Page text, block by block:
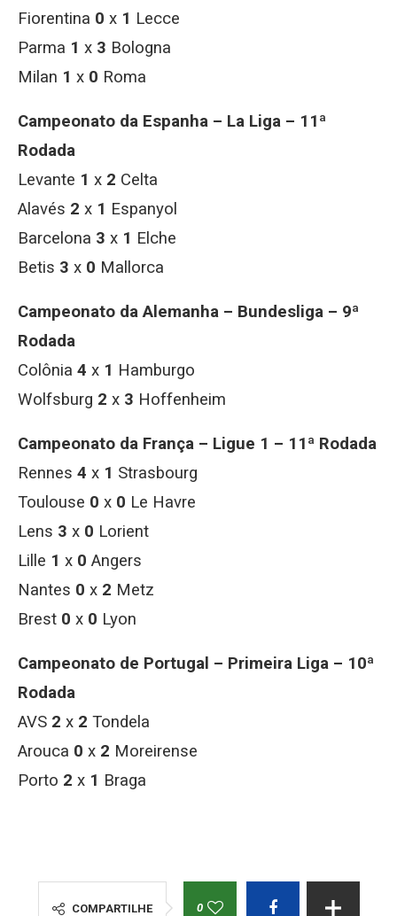
Fiorentina 0 x 1 Lecce
Parma 1 x 3 Bologna
Milan 1 x 0 Roma
Campeonato da Espanha – La Liga – 11ª
Rodada
Levante 1 x 2 Celta
Alavés 2 x 1 Espanyol
Barcelona 3 x 1 Elche
Betis 3 x 0 Mallorca
Campeonato da Alemanha – Bundesliga – 9ª
Rodada
Colônia 4 x 1 Hamburgo
Wolfsburg 2 x 3 Hoffenheim
Campeonato da França – Ligue 1 – 11ª Rodada
Rennes 4 x 1 Strasbourg
Toulouse 0 x 0 Le Havre
Lens 3 x 0 Lorient
Lille 1 x 0 Angers
Nantes 0 x 2 Metz
Brest 0 x 0 Lyon
Campeonato de Portugal – Primeira Liga – 10ª
Rodada
AVS 2 x 2 Tondela
Arouca 0 x 2 Moreirense
Porto 2 x 1 Braga
COMPARTILHE 0